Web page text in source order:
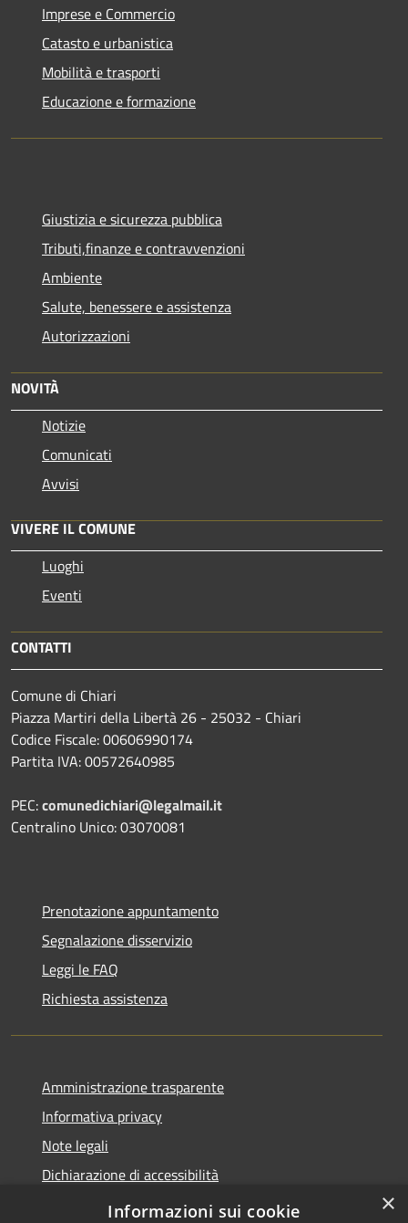
Imprese e Commercio
Catasto e urbanistica
Mobilità e trasporti
Educazione e formazione
Giustizia e sicurezza pubblica
Tributi,finanze e contravvenzioni
Ambiente
Salute, benessere e assistenza
Autorizzazioni
NOVITÀ
Notizie
Comunicati
Avvisi
VIVERE IL COMUNE
Luoghi
Eventi
CONTATTI
Comune di Chiari
Piazza Martiri della Libertà 26 - 25032 - Chiari
Codice Fiscale: 00606990174
Partita IVA: 00572640985
PEC:comunedichiari@legalmail.it
Centralino Unico: 03070081
Prenotazione appuntamento
Segnalazione disservizio
Leggi le FAQ
Richiesta assistenza
Amministrazione trasparente
Informativa privacy
Note legali
Dichiarazione di accessibilità
Obiettivi accessibilità
×
Informazioni sui cookie